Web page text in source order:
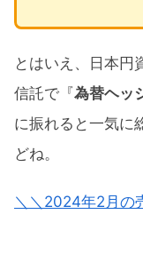
とはいえ、日本円
信託で『為替ヘッ
に振れると一気に
どね。
＼＼2024年2月の